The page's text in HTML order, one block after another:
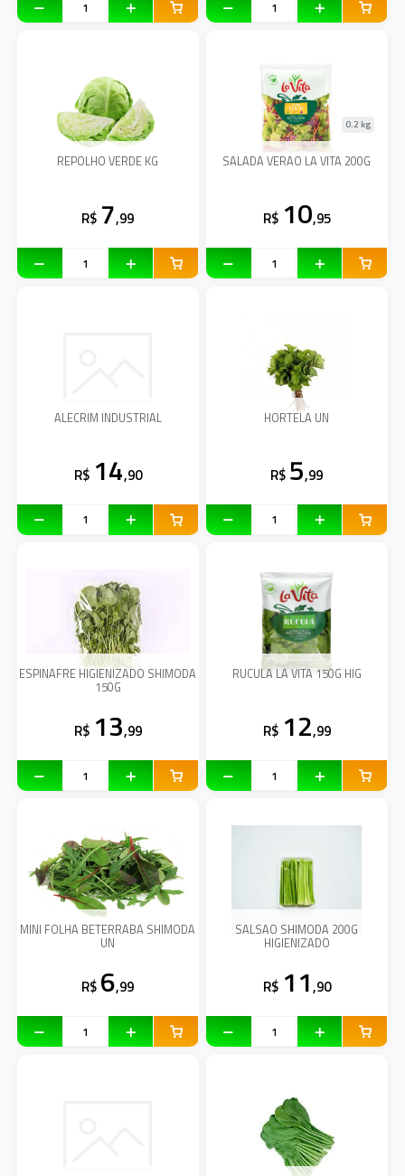
REPOLHO VERDE KG
R$ 7,99
SALADA VERAO LA VITA 200G
0.2 kg
R$ 10,95
ALECRIM INDUSTRIAL
R$ 14,90
HORTELA UN
R$ 5,99
ESPINAFRE HIGIENIZADO SHIMODA
150G
R$ 13,99
RUCULA LA VITA 150G HIG
R$ 12,99
MINI FOLHA BETERRABA SHIMODA
UN
R$ 6,99
SALSAO SHIMODA 200G
HIGIENIZADO
R$ 11,90